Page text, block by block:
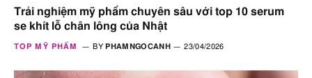
Trải nghiệm mỹ phẩm chuyên sâu với top 10 serum
se khít lỗ chân lông của Nhật
TOP MỸ PHẨM BY PHAMNGOCANH 23/04/2026